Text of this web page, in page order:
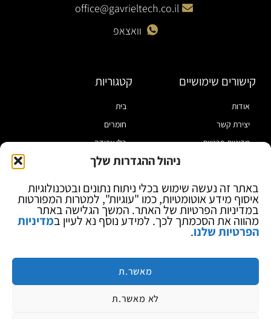
ניהול ההגדרות שלך
באתר זה נעשה שימוש בכלי ניתוח נתונים ובטכנולוגיות
איסוף מידע אוטומטיות, כמו "עוגיות", למטרות המפורטות
במדיניות הפרטיות של האתר. המשך הגלישה באתר
מהווה את הסכמתך לכך. למידע נוסף נא לעיין במדיניות
הפרטיות שלנו.
מאשר.ת
לא מאשר.ת
office@gavrieltech.co.il
וואצאפ
קישורים שימושיים
אודות
יצירת קשר
מדיניות פרטיות
בלוג
קטגוריות
בית
חומרים
כלי עבודה
מוצרי הלחמה
ספקי כח ומודדים
ציוד אופטי להגדלה
מותגים